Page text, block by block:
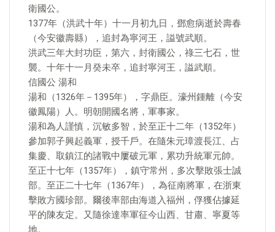
衛國公。
1377年（洪武十年）十一月初九日，鄧愈病逝於壽春
（今安徽壽縣），追封為寧河王，謚號武順。
洪武三年大封功臣，第六，封衛國公，祿三七石，世
襲。十年十一月癸未卒，追封寧河王，謚武順。
信國公 湯和
湯和（1326年－1395年），字鼎臣。濠州鍾離（今安
徽鳳陽）人。明朝開國名將，軍事家。
湯和為人謹慎，沉敏多智，於至正十二年（1352年）
參加郭子興起義軍，授千戶。在隨朱元璋渡長江、占
集慶、取鎮江的諸戰中屢破元軍，累功升統軍元帥。
至正十七年（1357年），鎮守常州，多次擊敗張士誠
部。至正二十七年（1367年），為征南將軍，在浙東
擊敗方國珍部。爾後率部由海道入福州，俘獲佔據延
平的陳友定。又隨徐達率軍征今山西、甘肅、寧夏等
地。